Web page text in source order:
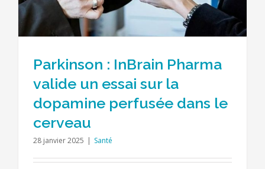
Parkinson : InBrain Pharma
valide un essai sur la
dopamine perfusée dans le
cerveau
28 janvier 2025 | Santé